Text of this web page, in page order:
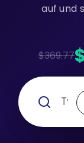
auf und
$369.77